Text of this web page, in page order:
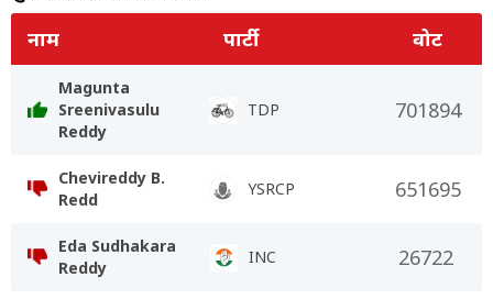
नाम
पार्टी वोट
Magunta
Sreenivasulu
Reddy
TDP 701894
Chevireddy B.
Redd
YSRCP 651695
Eda Sudhakara
Reddy
INC 26722